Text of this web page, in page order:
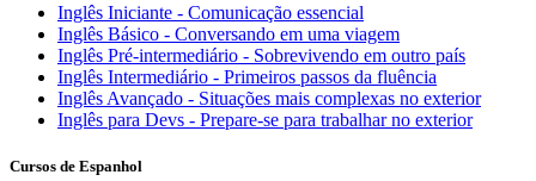
Inglês Iniciante - Comunicação essencial
Inglês Básico - Conversando em uma viagem
Inglês Pré-intermediário - Sobrevivendo em outro país
Inglês Intermediário - Primeiros passos da fluência
Inglês Avançado - Situações mais complexas no exterior
Inglês para Devs - Prepare-se para trabalhar no exterior
Cursos de Espanhol